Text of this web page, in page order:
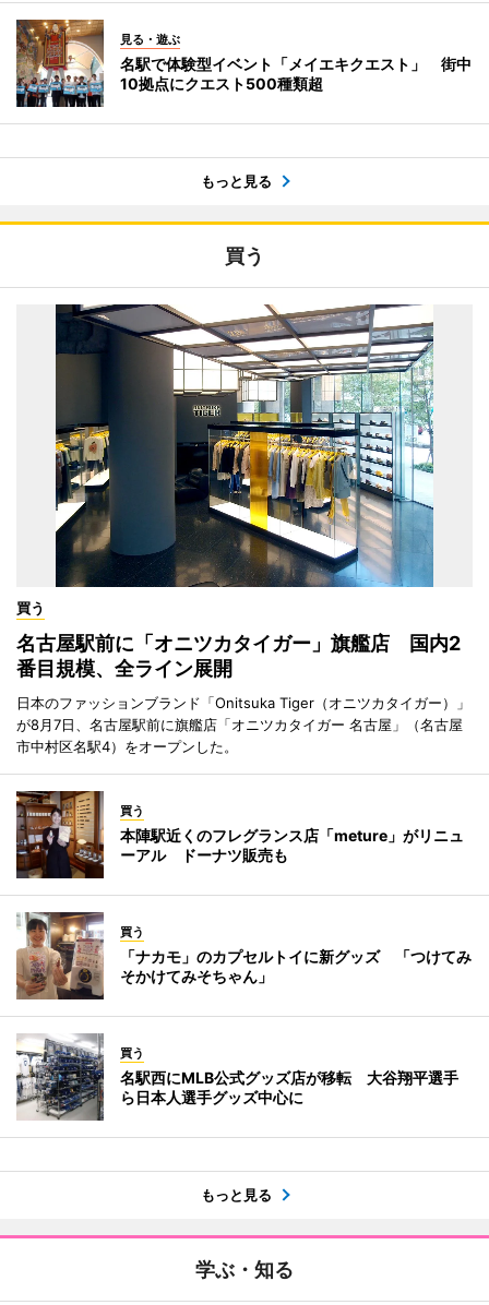
見る・遊ぶ
名駅で体験型イベント「メイエキクエスト」 街中
10拠点にクエスト500種類超
もっと見る
買う
買う
名古屋駅前に「オニツカタイガー」旗艦店 国内2
番目規模、全ライン展開
日本のファッションブランド「Onitsuka Tiger（オニツカタイガー）」
が8月7日、名古屋駅前に旗艦店「オニツカタイガー 名古屋」（名古屋
市中村区名駅4）をオープンした。
買う
本陣駅近くのフレグランス店「meture」がリニュ
ーアル ドーナツ販売も
買う
「ナカモ」のカプセルトイに新グッズ 「つけてみ
そかけてみそちゃん」
買う
名駅西にMLB公式グッズ店が移転 大谷翔平選手
ら日本人選手グッズ中心に
もっと見る
学ぶ・知る